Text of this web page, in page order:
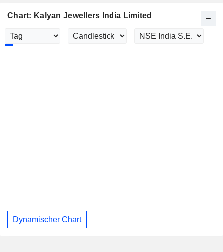
Chart: Kalyan Jewellers India Limited
Dynamischer Chart